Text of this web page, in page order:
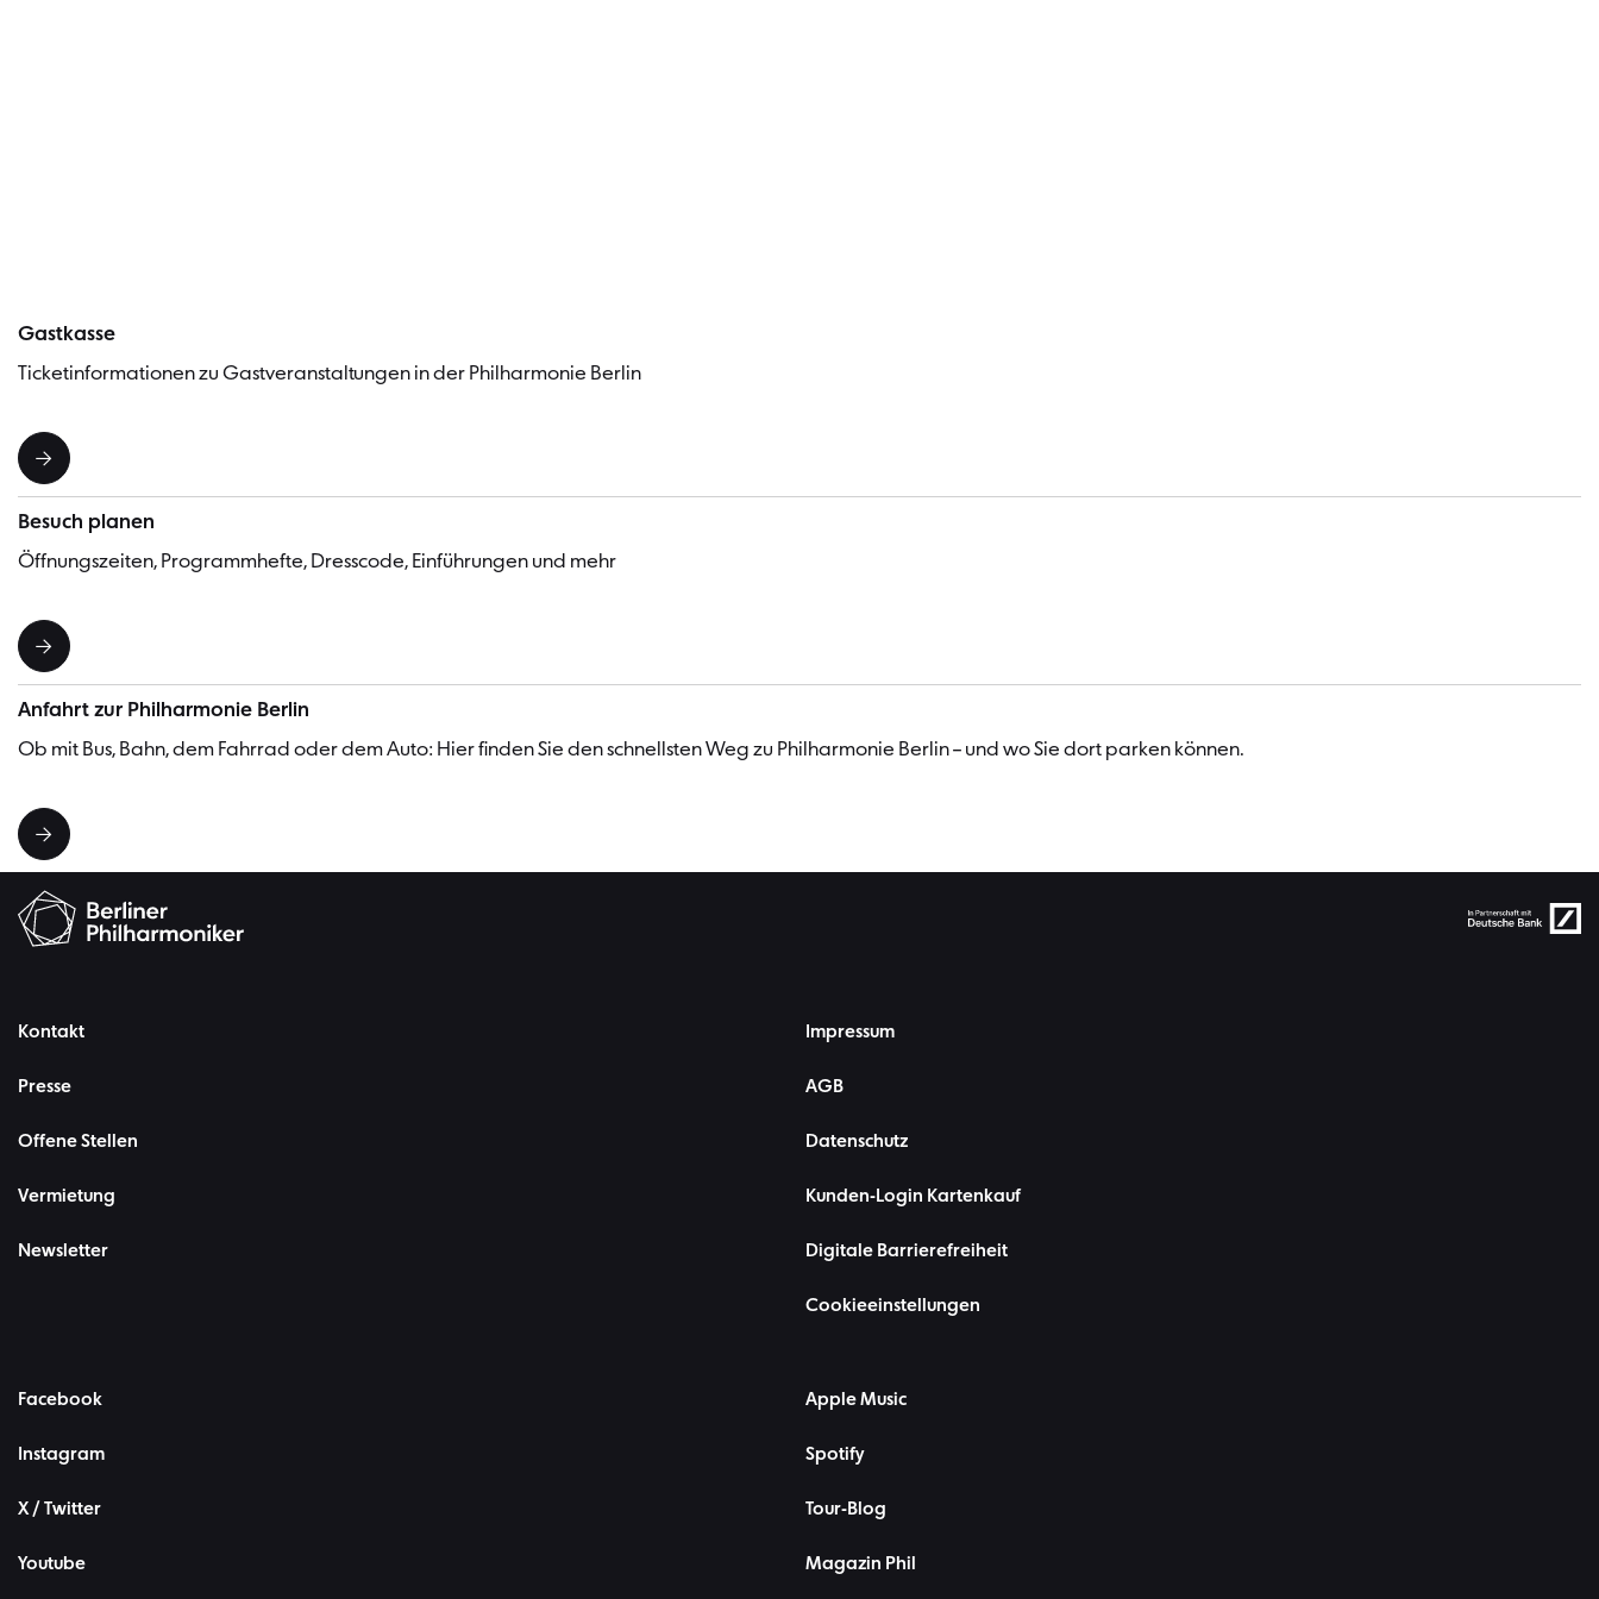
Gastkasse
Ticketinformationen zu Gastveranstaltungen in der Philharmonie Berlin
Besuch planen
Öffnungszeiten, Programmhefte, Dresscode, Einführungen und mehr
Anfahrt zur Philharmonie Berlin
Ob mit Bus, Bahn, dem Fahrrad oder dem Auto: Hier finden Sie den schnellsten Weg zu Philharmonie Berlin – und wo Sie dort parken können.
Kontakt
Presse
Offene Stellen
Vermietung
Newsletter
Impressum
AGB
Datenschutz
Kunden-Login Kartenkauf
Digitale Barrierefreiheit
Cookieeinstellungen
Facebook
Instagram
X / Twitter
Youtube
Apple Music
Spotify
Tour-Blog
Magazin Phil